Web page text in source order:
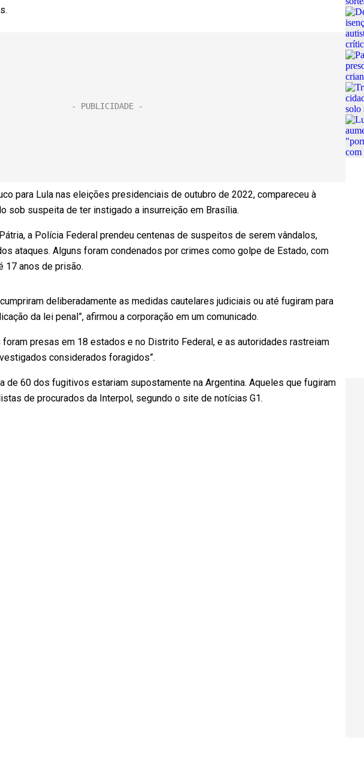
para Lula nas eleições presidenciais de outubro de 2022, compareceu à
sob suspeita de ter instigado a insurreição em Brasília.
a Polícia Federal prendeu centenas de suspeitos de serem vândalos,
ataques. Alguns foram condenados por crimes como golpe de Estado, com
17 anos de prisão.
deliberadamente as medidas cautelares judiciais ou até fugiram para
da lei penal”, afirmou a corporação em um comunicado.
presas em 18 estados e no Distrito Federal, e as autoridades rastreiam
considerados foragidos”.
de 60 dos fugitivos estariam supostamente na Argentina. Aqueles que fugiram
de procurados da Interpol, segundo o site de notícias G1.